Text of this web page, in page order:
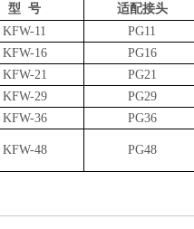
型 号 适配接头
KFW-11
PG11
KFW-16
PG16
KFW-21
PG21
KFW-29
PG29
KFW-36
PG36
KFW-48 PG48